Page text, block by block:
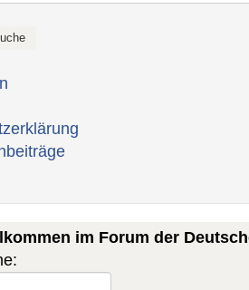
im Forum der